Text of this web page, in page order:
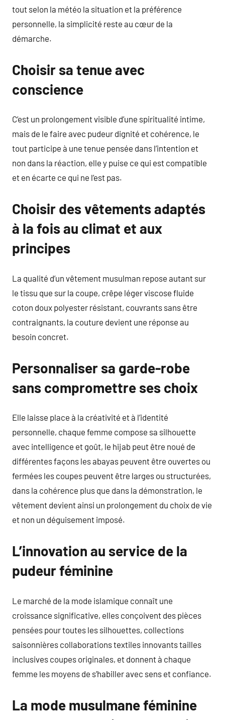
tout selon la météo la situation et la préférence
personnelle, la simplicité reste au cœur de la
démarche.
Choisir sa tenue avec
conscience
C’est un prolongement visible d’une spiritualité intime,
mais de le faire avec pudeur dignité et cohérence, le
tout participe à une tenue pensée dans l’intention et
non dans la réaction, elle y puise ce qui est compatible
et en écarte ce qui ne l’est pas.
Choisir des vêtements adaptés
à la fois au climat et aux
principes
La qualité d’un vêtement musulman repose autant sur
le tissu que sur la coupe, crêpe léger viscose fluide
coton doux polyester résistant, couvrants sans être
contraignants, la couture devient une réponse au
besoin concret.
Personnaliser sa garde-robe
sans compromettre ses choix
Elle laisse place à la créativité et à l’identité
personnelle, chaque femme compose sa silhouette
avec intelligence et goût, le hijab peut être noué de
différentes façons les abayas peuvent être ouvertes ou
fermées les coupes peuvent être larges ou structurées,
dans la cohérence plus que dans la démonstration, le
vêtement devient ainsi un prolongement du choix de vie
et non un déguisement imposé.
L’innovation au service de la
pudeur féminine
Le marché de la mode islamique connaît une
croissance significative, elles conçoivent des pièces
pensées pour toutes les silhouettes, collections
saisonnières collaborations textiles innovants tailles
inclusives coupes originales, et donnent à chaque
femme les moyens de s’habiller avec sens et confiance.
La mode musulmane féminine